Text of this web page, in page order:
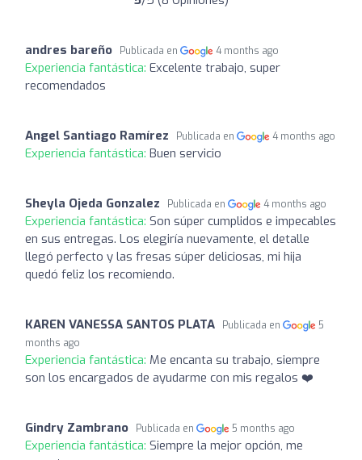
andres bareño Publicada en 4 months ago
Experiencia fantástica: Excelente trabajo, super
recomendados
Angel Santiago Ramírez Publicada en 4 months ago
Experiencia fantástica: Buen servicio
Sheyla Ojeda Gonzalez Publicada en 4 months ago
Experiencia fantástica: Son súper cumplidos e impecables
en sus entregas. Los elegiría nuevamente, el detalle
llegó perfecto y las fresas súper deliciosas, mi hija
quedó feliz los recomiendo.
KAREN VANESSA SANTOS PLATA Publicada en
5
months ago
Experiencia fantástica: Me encanta su trabajo, siempre
son los encargados de ayudarme con mis regalos ❤️
Gindry Zambrano Publicada en 5 months ago
Experiencia fantástica: Siempre la mejor opción, me